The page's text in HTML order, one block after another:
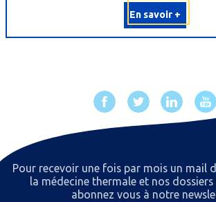
En savoir +
Pour recevoir une fois par mois un mail
la médecine thermale et nos
abonnez vous à notre